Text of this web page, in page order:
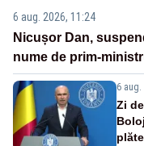
6 aug. 2026, 11:24
Nicușor Dan,
nume de prim-
6 aug.
Zi